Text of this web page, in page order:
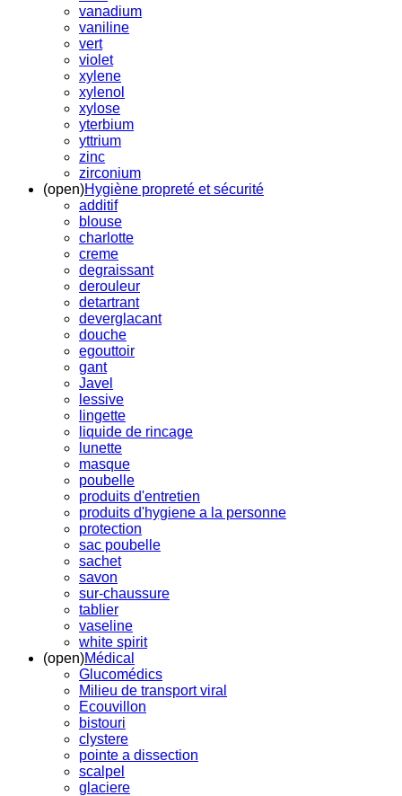
vanadium
vaniline
vert
violet
xylene
xylenol
xylose
yterbium
yttrium
zinc
zirconium
(open)Hygiène propreté et sécurité
additif
blouse
charlotte
creme
degraissant
derouleur
detartrant
deverglacant
douche
egouttoir
gant
Javel
lessive
lingette
liquide de rincage
lunette
masque
poubelle
produits d'entretien
produits d'hygiene a la personne
protection
sac poubelle
sachet
savon
sur-chaussure
tablier
vaseline
white spirit
(open)Médical
Glucomédics
Milieu de transport viral
Ecouvillon
bistouri
clystere
pointe a dissection
scalpel
glaciere